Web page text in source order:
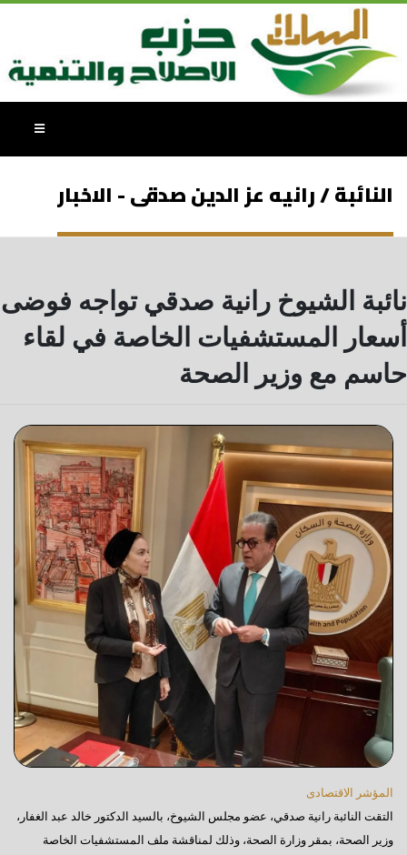
النائبة / رانيه عز الدين صدقى - الاخبار
نائبة الشيوخ رانية صدقي تواجه فوضى
أسعار المستشفيات الخاصة في لقاء
حاسم مع وزير الصحة
المؤشر الاقتصادى
التقت النائبة رانية صدقي، عضو مجلس الشيوخ، بالسيد الدكتور خالد عبد الغفار،
وزير الصحة، بمقر وزارة الصحة، وذلك لمناقشة ملف المستشفيات الخاصة